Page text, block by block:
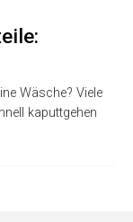
Wäsche? Viele
kaputtgehen